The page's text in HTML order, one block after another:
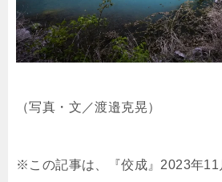
（写真・文／渡邉克晃）
※この記事は、『佼成』2023年11